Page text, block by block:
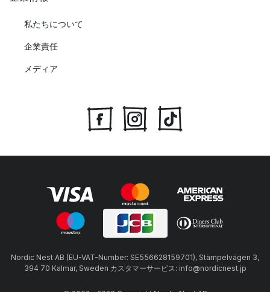
私たちについて
企業責任
メディア
Nordic Nest AB (EU-VAT-Number: SE556628159701), Stämpelvägen 3,
394 70 Kalmar, Sweden カスタマーサービス: info@nordicnest.jp